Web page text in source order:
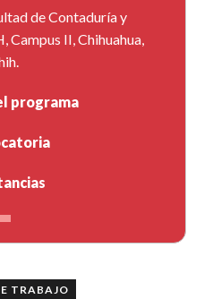
de Contaduría y
II, Chihuahua,
programa
TRABAJO